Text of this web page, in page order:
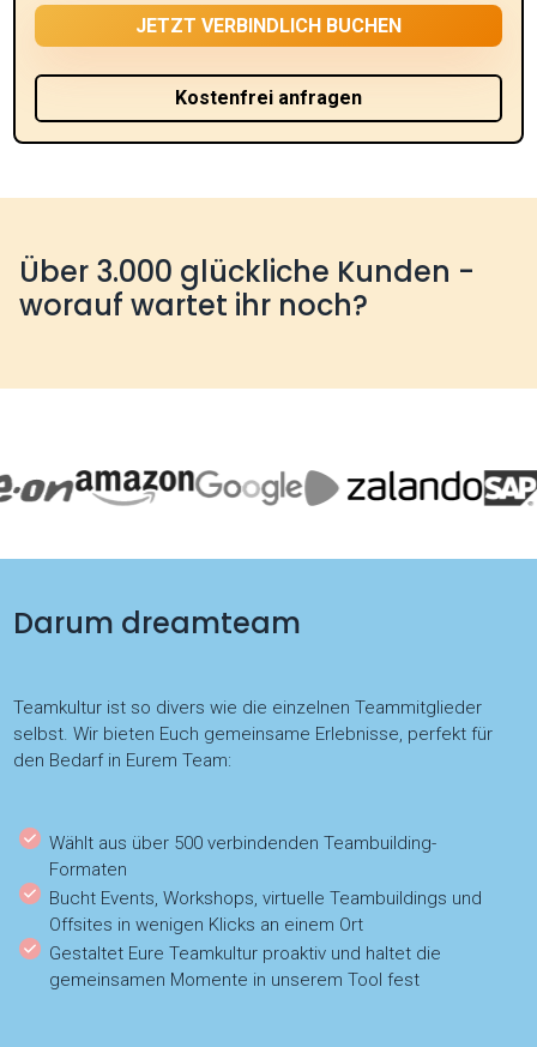
Über 3.000 glückliche Kunden -
worauf wartet ihr noch?
Darum dreamteam
Teamkultur ist so divers wie die einzelnen Teammitglieder
selbst. Wir bieten Euch gemeinsame Erlebnisse, perfekt für
den Bedarf in Eurem Team:
Wählt aus über 500 verbindenden Teambuilding-
Formaten
Bucht Events, Workshops, virtuelle Teambuildings und
Offsites in wenigen Klicks an einem Ort
Gestaltet Eure Teamkultur proaktiv und haltet die
gemeinsamen Momente in unserem Tool fest